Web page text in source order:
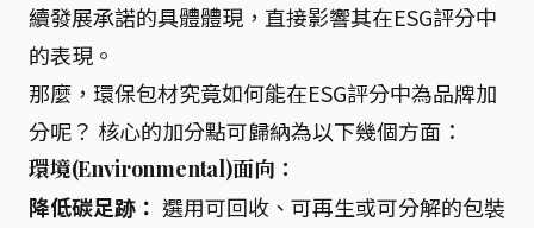
續發展承諾的具體體現，直接影響其在ESG評分中
的表現。
那麼，環保包材究竟如何能在ESG評分中為品牌加
分呢？ 核心的加分點可歸納為以下幾個方面：
環境(Environmental)面向：
降低碳足跡： 選用可回收、可再生或可分解的包裝